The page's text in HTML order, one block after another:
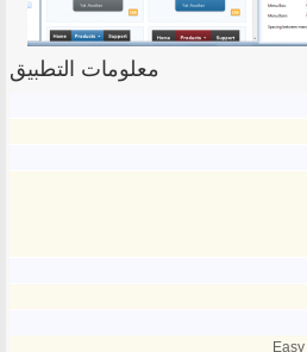
معلومات التطبيق